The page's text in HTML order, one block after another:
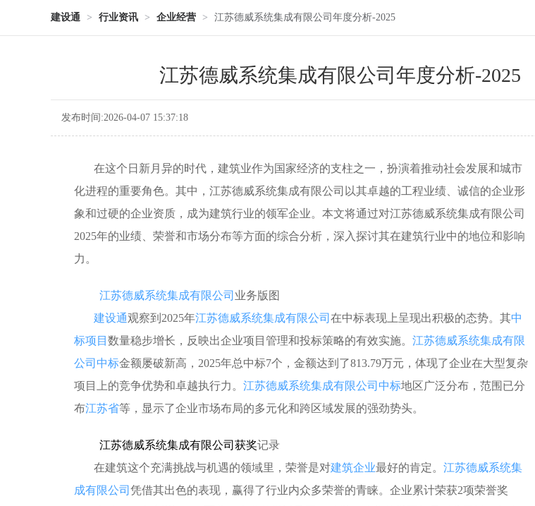
建设通 > 行业资讯 > 企业经营 > 江苏德威系统集成有限公司年度分析-2025
江苏德威系统集成有限公司年度分析-2025
发布时间:2026-04-07 15:37:18
在这个日新月异的时代，建筑业作为国家经济的支柱之一，扮演着推动社会发展和城市
化进程的重要角色。其中，江苏德威系统集成有限公司以其卓越的工程业绩、诚信的企业形
象和过硬的企业资质，成为建筑行业的领军企业。本文将通过对江苏德威系统集成有限公司
2025年的业绩、荣誉和市场分布等方面的综合分析，深入探讨其在建筑行业中的地位和影响
力。
江苏德威系统集成有限公司 业务版图
建设通观察到2025年江苏德威系统集成有限公司 在中标表现上呈现出积极的态势。其中
标项目 数量稳步增长，反映出企业项目管理和投标策略的有效实施。 江苏德威系统集成有限
公司中标金额屡破新高，2025年总中标7个，金额达到了813.79万元，体现了企业在大型复杂
项目上的竞争优势和卓越执行力。 江苏德威系统集成有限公司中标地区广泛分布，范围已分
布江苏省等，显示了企业市场布局的多元化和跨区域发展的强劲势头。
江苏德威系统集成有限公司获奖记录
在建筑这个充满挑战与机遇的领域里，荣誉是对建筑企业最好的肯定。 江苏德威系统集
成有限公司 凭借其出色的表现，赢得了行业内众多荣誉的青睐。企业累计荣获2项荣誉奖